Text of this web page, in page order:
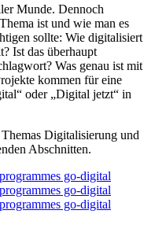
Munde. Dennoch
ist und wie man es
sollte: Wie digitalisiert
Ist das überhaupt
Was genau ist mit
kommen für eine
oder „Digital jetzt“ in
Digitalisierung und
Abschnitten.